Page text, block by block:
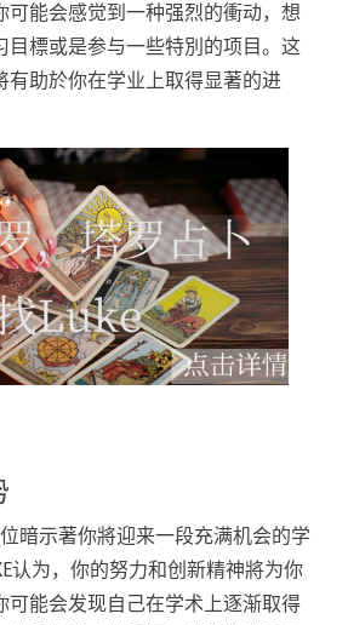
可能会感觉到一种强烈的衝动，想
目標或是参与一些特別的项目。这
有助於你在学业上取得显著的进
暗示著你將迎来一段充满机会的学
认为，你的努力和创新精神將为你
可能会发现自己在学术上逐渐取得